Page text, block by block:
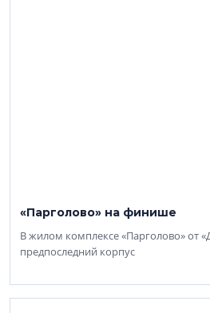
«Парголово» на финише
В жилом комплексе «Парголово» от
предпоследний корпус